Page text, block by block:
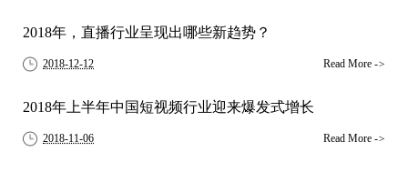
2018年，直播行业呈现出哪些新趋势？
2018-12-12 Read More ->
2018年上半年中国短视频行业迎来爆发式增长
2018-11-06 Read More ->